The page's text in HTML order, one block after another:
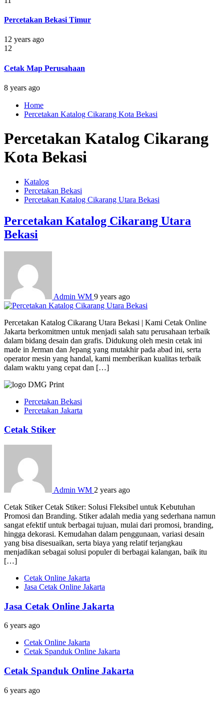
Percetakan Bekasi Timur
12 years ago
12
Cetak Map Perusahaan
8 years ago
Home
Percetakan Katalog Cikarang Kota Bekasi
Percetakan Katalog Cikarang
Kota Bekasi
Katalog
Percetakan Bekasi
Percetakan Katalog Cikarang Utara Bekasi
Percetakan Katalog Cikarang Utara
Bekasi
Admin WM 9 years ago
Percetakan Katalog Cikarang Utara Bekasi | Kami Cetak Online
Jakarta berkomitmen untuk menjadi salah satu perusahaan terbaik
dalam bidang desain dan grafis. Didukung oleh mesin cetak ini
made in Jerman dan Jepang yang mutakhir pada abad ini, serta
operator mesin yang handal, kami memberikan kualitas terbaik
dalam waktu yang cepat dan […]
Percetakan Bekasi
Percetakan Jakarta
Cetak Stiker
Admin WM 2 years ago
Cetak Stiker Cetak Stiker: Solusi Fleksibel untuk Kebutuhan
Promosi dan Branding. Stiker adalah media yang sederhana namun
sangat efektif untuk berbagai tujuan, mulai dari promosi, branding,
hingga dekorasi. Kemudahan dalam penggunaan, variasi desain
yang bisa disesuaikan, serta biaya yang relatif terjangkau
menjadikan sebagai solusi populer di berbagai kalangan, baik itu
[…]
Cetak Online Jakarta
Jasa Cetak Online Jakarta
Jasa Cetak Online Jakarta
6 years ago
Cetak Online Jakarta
Cetak Spanduk Online Jakarta
Cetak Spanduk Online Jakarta
6 years ago